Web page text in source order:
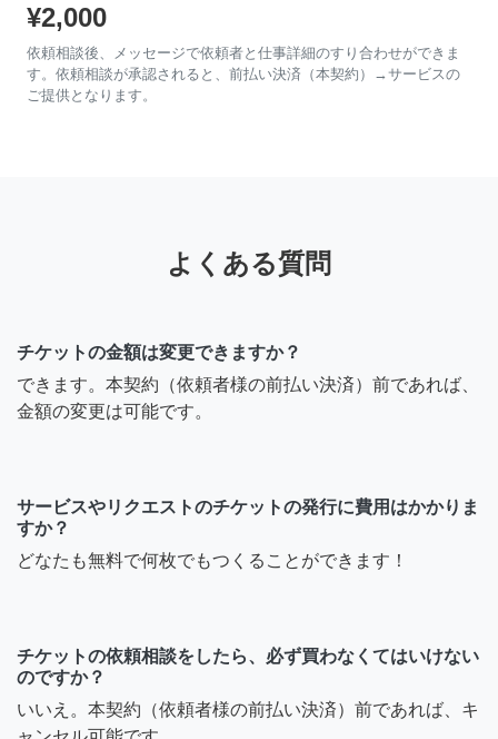
¥2,000
依頼相談後、メッセージで依頼者と仕事詳細のすり合わせができま
す。依頼相談が承認されると、前払い決済（本契約）→サービスの
ご提供となります。
よくある質問
チケットの金額は変更できますか？
できます。本契約（依頼者様の前払い決済）前であれば、
金額の変更は可能です。
サービスやリクエストのチケットの発行に費用はかかりま
すか？
どなたも無料で何枚でもつくることができます！
チケットの依頼相談をしたら、必ず買わなくてはいけない
のですか？
いいえ。本契約（依頼者様の前払い決済）前であれば、キ